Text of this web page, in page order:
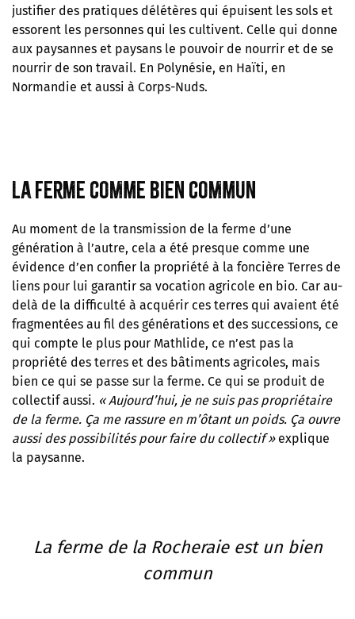
justifier des pratiques délétères qui épuisent les sols et
essorent les personnes qui les cultivent. Celle qui donne
aux paysannes et paysans le pouvoir de nourrir et de se
nourrir de son travail. En Polynésie, en Haïti, en
Normandie et aussi à Corps-Nuds.
La ferme comme bien commun
Au moment de la transmission de la ferme d’une
génération à l’autre, cela a été presque comme une
évidence d’en confier la propriété à la foncière Terres de
liens pour lui garantir sa vocation agricole en bio. Car au-
delà de la difficulté à acquérir ces terres qui avaient été
fragmentées au fil des générations et des successions, ce
qui compte le plus pour Mathlide, ce n’est pas la
propriété des terres et des bâtiments agricoles, mais
bien ce qui se passe sur la ferme. Ce qui se produit de
collectif aussi. « Aujourd’hui, je ne suis pas propriétaire
de la ferme. Ça me rassure en m’ôtant un poids. Ça ouvre
aussi des possibilités pour faire du collectif »explique
la paysanne.
La ferme de la Rocheraie est un bien
commun